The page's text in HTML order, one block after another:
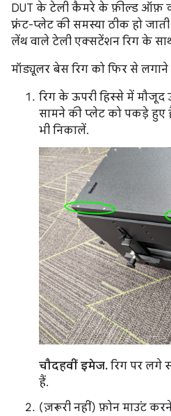
DUT के टेली कैमरे के फ़ील्ड ऑफ़
फ़्रंट-प्लेट की समस्या ठीक हो
लेंथ वाले टेली एक्सटेंशन रिग के
मॉड्यूलर बेस रिग को फिर से
रिग के ऊपरी हिस्से में मौजूद
सामने की प्लेट को पकड़े हुए
भी निकालें.
चौदहवीं इमेज. रिग पर लगे
हैं.
(ज़रूरी नहीं) फ़ोन माउंट